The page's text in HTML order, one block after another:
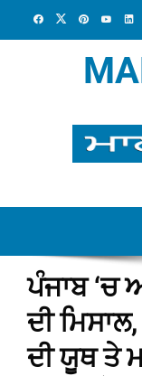
ਪੰਜਾਬ ‘ਚ
ਦੀ
ਦੀ ਯੂਥ ਤੇ